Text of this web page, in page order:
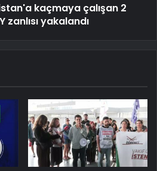
kaçmaya çalışan 2
zanlısı yakalandı